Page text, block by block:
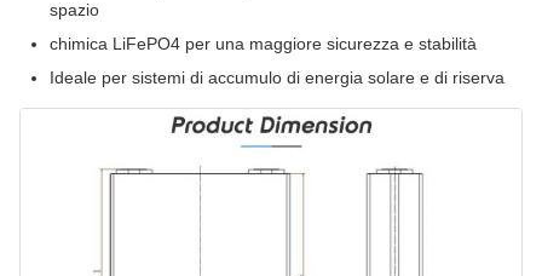
spazio
chimica LiFePO4 per una maggiore sicurezza e stabilità
Ideale per sistemi di accumulo di energia solare e di riserva